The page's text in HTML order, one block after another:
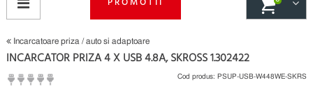
Incarcatoare priza / auto si adaptoare
INCARCATOR PRIZA 4 X USB 4.8A, SKROSS 1.302422
Cod produs: PSUP-USB-W448WE-SKRS